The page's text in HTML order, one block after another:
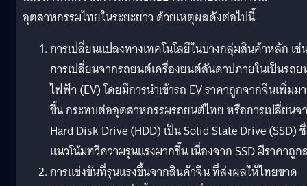
อุตสาหกรรมไทยในระยะยาว ด้วยเหตุผลดังต่อไปนี้
การเปลี่ยนแปลงทางเทคโนโลยีในบางกลุ่มสินค้าหลัก เช่
การเปลี่ยนจากรถยนต์เครื่องยนต์สันดาปภายในเป็นรถ
ไฟฟ้า (EV) โดยมีการนำเข้ารถ EV ราคาถูกจากจีนเพิ่มม
ขึ้น กระทบต่ออุตสาหกรรมรถยนต์ไทย หรือการเปลี่ยนจ
Hard Disk Drive (HDD) เป็น Solid State Drive (SSD)
แนวโน้มทวีความรุนแรงมากขึ้น เนื่องจาก SSD มีราคาถูก
การแข่งขันที่รุนแรงขึ้นจากสินค้าจีน ที่ส่งผลให้ไทยขาด